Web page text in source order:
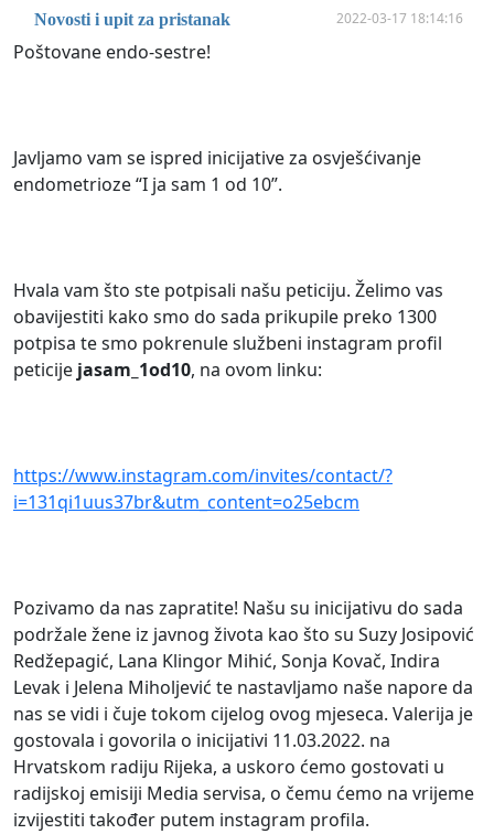
Novosti i upit za pristanak 2022-03-17 18:14:16
Poštovane endo-sestre!
Javljamo vam se ispred inicijative za osvješćivanje
endometrioze “I ja sam 1 od 10”.
Hvala vam što ste potpisali našu peticiju. Želimo vas
obavijestiti kako smo do sada prikupile preko 1300
potpisa te smo pokrenule službeni instagram profil
peticije jasam_1od10, na ovom linku:
https://www.instagram.com/invites/contact/?
i=131qi1uus37br&utm_content=o25ebcm
Pozivamo da nas zapratite! Našu su inicijativu do sada
podržale žene iz javnog života kao što su Suzy Josipović
Redžepagić, Lana Klingor Mihić, Sonja Kovač, Indira
Levak i Jelena Miholjević te nastavljamo naše napore da
nas se vidi i čuje tokom cijelog ovog mjeseca. Valerija je
gostovala i govorila o inicijativi 11.03.2022. na
Hrvatskom radiju Rijeka, a uskoro ćemo gostovati u
radijskoj emisiji Media servisa, o čemu ćemo na vrijeme
izvijestiti također putem instagram profila.